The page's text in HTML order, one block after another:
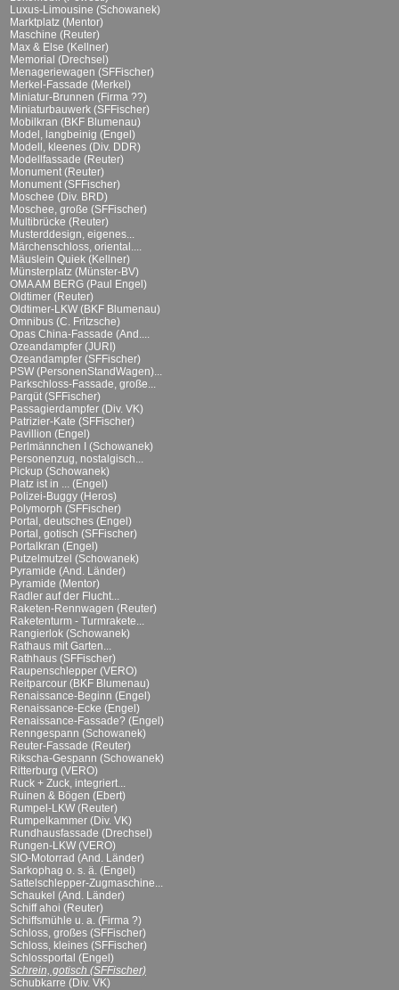
Luxus-Limousine (Schowanek)
Marktplatz (Mentor)
Maschine (Reuter)
Max & Else (Kellner)
Memorial (Drechsel)
Menageriewagen (SFFischer)
Merkel-Fassade (Merkel)
Miniatur-Brunnen (Firma ??)
Miniaturbauwerk (SFFischer)
Mobilkran (BKF Blumenau)
Model, langbeinig (Engel)
Modell, kleenes (Div. DDR)
Modellfassade (Reuter)
Monument (Reuter)
Monument (SFFischer)
Moschee (Div. BRD)
Moschee, große (SFFischer)
Multibrücke (Reuter)
Musterddesign, eigenes...
Märchenschloss, oriental....
Mäuslein Quiek (Kellner)
Münsterplatz (Münster-BV)
OMA AM BERG (Paul Engel)
Oldtimer (Reuter)
Oldtimer-LKW (BKF Blumenau)
Omnibus (C. Fritzsche)
Opas China-Fassade (And....
Ozeandampfer (JURI)
Ozeandampfer (SFFischer)
PSW (PersonenStandWagen)...
Parkschloss-Fassade, große...
Parqüt (SFFischer)
Passagierdampfer (Div. VK)
Patrizier-Kate (SFFischer)
Pavillion (Engel)
Perlmännchen I (Schowanek)
Personenzug, nostalgisch...
Pickup (Schowanek)
Platz ist in ... (Engel)
Polizei-Buggy (Heros)
Polymorph (SFFischer)
Portal, deutsches (Engel)
Portal, gotisch (SFFischer)
Portalkran (Engel)
Putzelmutzel (Schowanek)
Pyramide (And. Länder)
Pyramide (Mentor)
Radler auf der Flucht...
Raketen-Rennwagen (Reuter)
Raketenturm - Turmrakete...
Rangierlok (Schowanek)
Rathaus mit Garten...
Rathhaus (SFFischer)
Raupenschlepper (VERO)
Reitparcour (BKF Blumenau)
Renaissance-Beginn (Engel)
Renaissance-Ecke (Engel)
Renaissance-Fassade? (Engel)
Renngespann (Schowanek)
Reuter-Fassade (Reuter)
Rikscha-Gespann (Schowanek)
Ritterburg (VERO)
Ruck + Zuck, integriert...
Ruinen & Bögen (Ebert)
Rumpel-LKW (Reuter)
Rumpelkammer (Div. VK)
Rundhausfassade (Drechsel)
Rungen-LKW (VERO)
SIO-Motorrad (And. Länder)
Sarkophag o. s. ä. (Engel)
Sattelschlepper-Zugmaschine...
Schaukel (And. Länder)
Schiff ahoi (Reuter)
Schiffsmühle u. a. (Firma ?)
Schloss, großes (SFFischer)
Schloss, kleines (SFFischer)
Schlossportal (Engel)
Schrein, gotisch (SFFischer)
Schubkarre (Div. VK)